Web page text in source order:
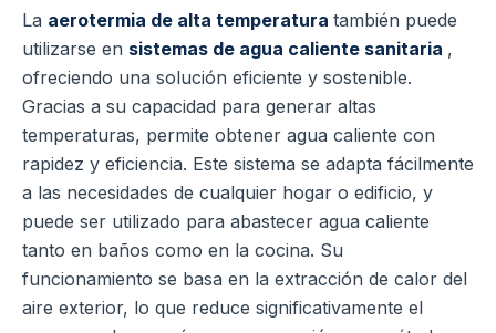
La aerotermia de alta temperatura también puede
utilizarse en sistemas de agua caliente sanitaria ,
ofreciendo una solución eficiente y sostenible.
Gracias a su capacidad para generar altas
temperaturas, permite obtener agua caliente con
rapidez y eficiencia. Este sistema se adapta fácilmente
a las necesidades de cualquier hogar o edificio, y
puede ser utilizado para abastecer agua caliente
tanto en baños como en la cocina. Su
funcionamiento se basa en la extracción de calor del
aire exterior, lo que reduce significativamente el